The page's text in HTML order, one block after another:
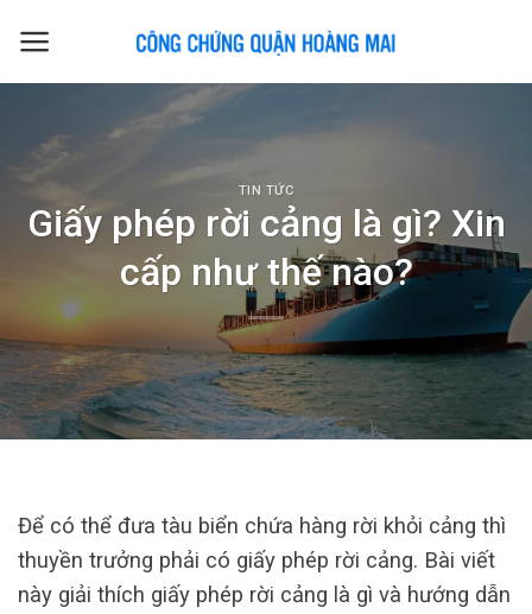
TIN TỨC
Giấy phép rời cảng là gì? Xin
cấp như thế nào?
Để có thể đưa tàu biển chứa hàng rời khỏi cảng thì
thuyền trưởng phải có giấy phép rời cảng. Bài viết
này giải thích giấy phép rời cảng là gì và hướng dẫn